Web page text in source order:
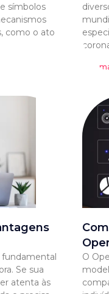
símbolos
como o ato
Leia
Se sua
atenta às
O